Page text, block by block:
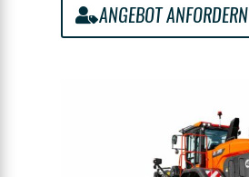
ANGEBOT ANFORDERN